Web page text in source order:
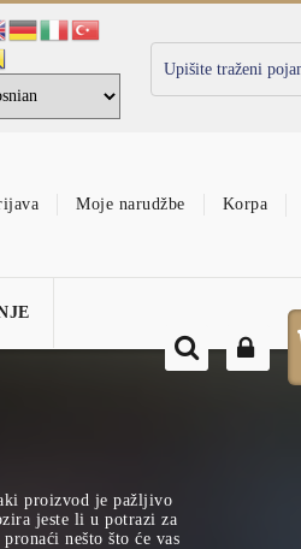
Moje narudžbe Korpa
proizvod je pažljivo
jeste li u potrazi za
nešto što će vas